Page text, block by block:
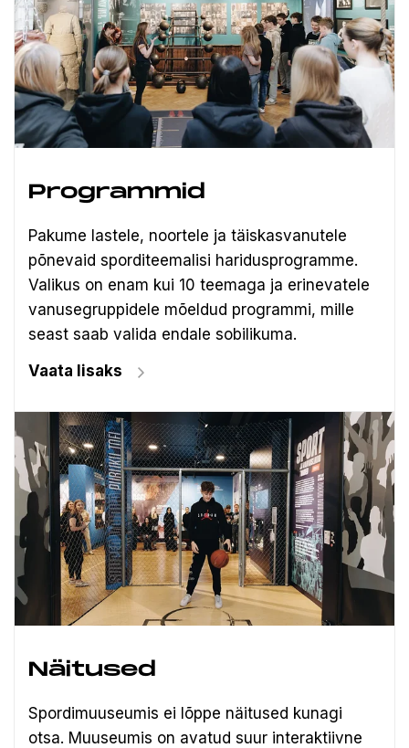
Programmid
Pakume lastele, noortele ja täiskasvanutele
põnevaid sporditeemalisi haridusprogramme.
Valikus on enam kui 10 teemaga ja erinevatele
vanusegruppidele mõeldud programmi, mille
seast saab valida endale sobilikuma.
Vaata lisaks
Näitused
Spordimuuseumis ei lõppe näitused kunagi
otsa. Muuseumis on avatud suur interaktiivne